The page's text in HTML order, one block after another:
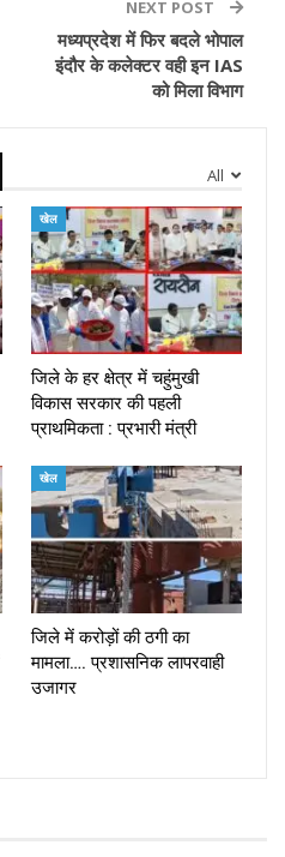
NEXT POST
मध्यप्रदेश में फिर बदले भोपाल
इंदौर के कलेक्टर वही इन IAS
को मिला विभाग
All
खेल
जिले के हर क्षेत्र में चहुंमुखी
विकास सरकार की पहली
प्राथमिकता : प्रभारी मंत्री
खेल
जिले में करोड़ों की ठगी का
मामला…. प्रशासनिक लापरवाही
उजागर